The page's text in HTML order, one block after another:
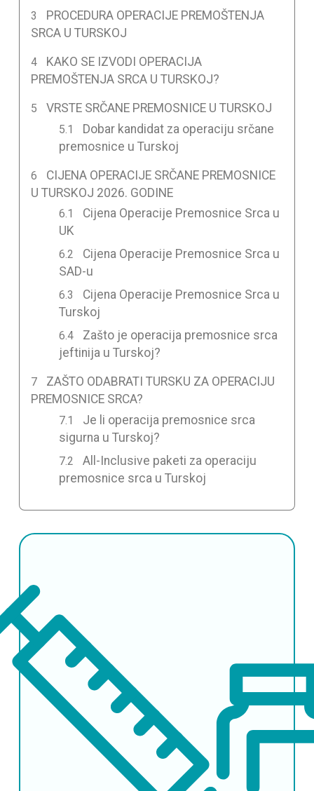
PROCEDURA OPERACIJE PREMOŠTENJA
SRCA U TURSKOJ
KAKO SE IZVODI OPERACIJA
PREMOŠTENJA SRCA U TURSKOJ?
VRSTE SRČANE PREMOSNICE U TURSKOJ
Dobar kandidat za operaciju srčane
premosnice u Turskoj
CIJENA OPERACIJE SRČANE PREMOSNICE
U TURSKOJ 2026. GODINE
Cijena Operacije Premosnice Srca u
UK
Cijena Operacije Premosnice Srca u
SAD-u
Cijena Operacije Premosnice Srca u
Turskoj
Zašto je operacija premosnice srca
jeftinija u Turskoj?
ZAŠTO ODABRATI TURSKU ZA OPERACIJU
PREMOSNICE SRCA?
Je li operacija premosnice srca
sigurna u Turskoj?
All-Inclusive paketi za operaciju
premosnice srca u Turskoj